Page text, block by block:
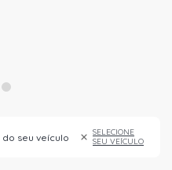
2
do seu veículo
SELECIONE
SEU VEÍCULO